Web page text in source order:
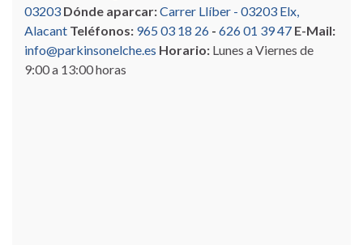
03203 Dónde aparcar:Carrer Llíber - 03203 Elx,
Alacant Teléfonos: 965 03 18 26 - 626 01 39 47 E-Mail:
info@parkinsonelche.es Horario: Lunes a Viernes de
9:00 a 13:00 horas